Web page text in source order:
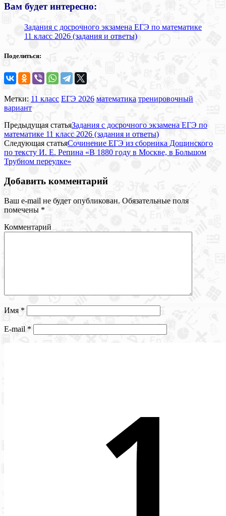
Вам будет интересно:
Задания с досрочного экзамена ЕГЭ по математике
11 класс 2026 (задания и ответы)
Поделиться:
Метки: 11 класс ЕГЭ 2026 математика тренировочный
вариант
Предыдущая статьяЗадания с досрочного экзамена ЕГЭ по
математике 11 класс 2026 (задания и ответы)
Следующая статьяСочинение ЕГЭ из сборника Дощинского
по тексту И. Е. Репина «В 1880 году в Москве, в Большом
Трубном переулке»
Добавить комментарий
Ваш e-mail не будет опубликован. Обязательные поля
помечены *
Комментарий
Имя *
E-mail *